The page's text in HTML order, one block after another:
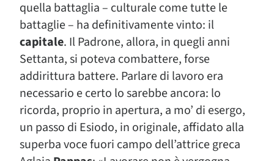
quella battaglia – culturale come tutte le
battaglie – ha definitivamente vinto: il
capitale. Il Padrone, allora, in quegli anni
Settanta, si poteva combattere, forse
addirittura battere. Parlare di lavoro era
necessario e certo lo sarebbe ancora: lo
ricorda, proprio in apertura, a mo’ di esergo,
un passo di Esiodo, in originale, affidato alla
superba voce fuori campo dell’attrice greca